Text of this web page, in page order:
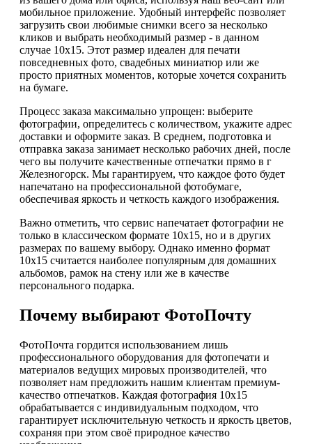
мобильное приложение. Удобный интерфейс позволяет
загрузить свои любимые снимки всего за несколько
кликов и выбрать необходимый размер - в данном
случае 10х15. Этот размер идеален для печати
повседневных фото, свадебных миниатюр или же
просто приятных моментов, которые хочется сохранить
на бумаге.
Процесс заказа максимально упрощен: выберите
фотографии, определитесь с количеством, укажите адрес
доставки и оформите заказ. В среднем, подготовка и
отправка заказа занимает несколько рабочих дней, после
чего вы получите качественные отпечатки прямо в г
Железногорск. Мы гарантируем, что каждое фото будет
напечатано на профессиональной фотобумаге,
обеспечивая яркость и четкость каждого изображения.
Важно отметить, что сервис напечатает фотографии не
только в классическом формате 10х15, но и в других
размерах по вашему выбору. Однако именно формат
10х15 считается наиболее популярным для домашних
альбомов, рамок на стену или же в качестве
персонального подарка.
Почему выбирают ФотоПочту
ФотоПочта гордится использованием лишь
профессионального оборудования для фотопечати и
материалов ведущих мировых производителей, что
позволяет нам предложить нашим клиентам премиум-
качество отпечатков. Каждая фотография 10х15
обрабатывается с индивидуальным подходом, что
гарантирует исключительную четкость и яркость цветов,
сохраняя при этом своё природное качество